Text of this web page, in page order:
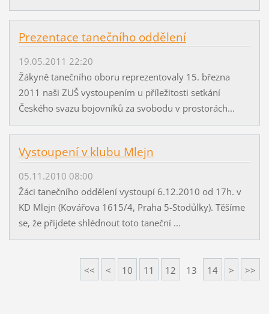
Prezentace tanečního oddělení
19.05.2011 22:20
Žákyně tanečního oboru reprezentovaly 15. března
2011 naši ZUŠ vystoupením u příležitosti setkání
Českého svazu bojovníků za svobodu v prostorách...
Vystoupení v klubu Mlejn
05.11.2010 08:00
Žáci tanečního oddělení vystoupí 6.12.2010 od 17h. v
KD Mlejn (Kovářova 1615/4, Praha 5-Stodůlky). Těšíme
se, že přijdete shlédnout toto taneční ...
<< < 10 11 12 13 14 > >>